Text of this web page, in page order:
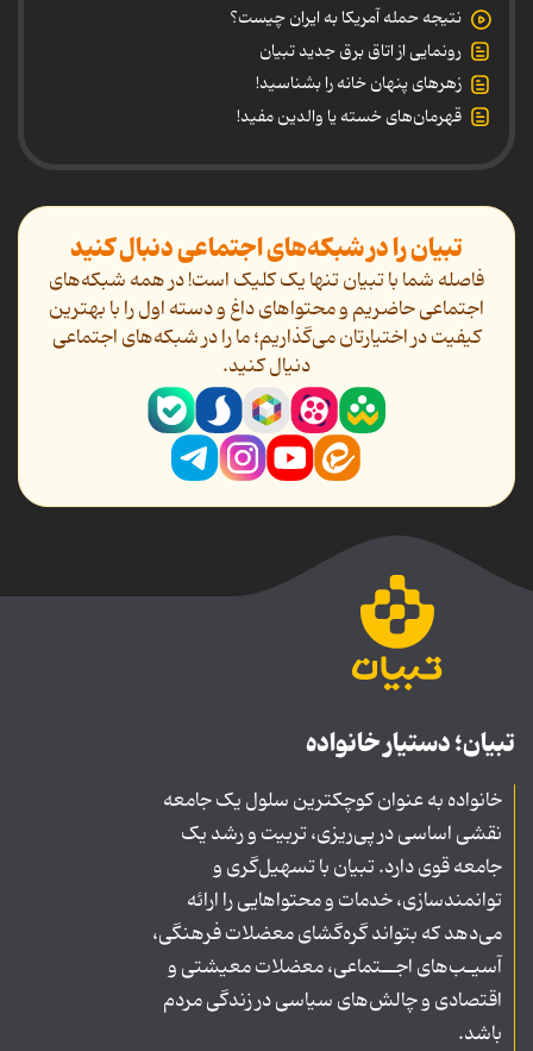
نتیجه حمله آمریکا به ایران چیست؟
رونمایی از اتاق برق جدید تبیان
زهرهای پنهان خانه را بشناسید!
قهرمان‌های خسته یا والدین مفید!
تبیان را در شبکه‌های اجتماعی دنبال کنید
فاصله شما با تبیان تنها یک کلیک است! در همه شبکه‌های
اجتماعی حاضریم و محتواهای داغ و دسته اول را با بهترین
کیفیت در اختیارتان می‌گذاریم؛ ما را در شبکه‌های اجتماعی
دنیال کنید.
تبیان؛ دستیار خانواده
خانواده به عنوان کوچکترین سلول یک جامعه
نقشی اساسی در پی‌ریزی، تربیت و رشد یک
جامعه قوی دارد. تبیان با تسهیل‌گری و
توانمندسازی، خدمات و محتواهایی را ارائه
می‌دهد که بتواند گره‌گشای معضلات فرهنگی،
آسیـب‌های اجــتماعی، معضلات معیشتی و
اقتصادی و چالش‌های سیاسی در زندگی مردم
باشد.